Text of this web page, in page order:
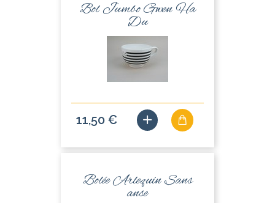
Bol Jumbo Gwen Ha
Du
11,50 €
Bolée Arlequin Sans
anse